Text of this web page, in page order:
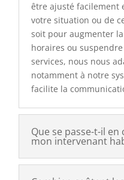
être ajusté facilement
votre situation ou de
soit pour augmenter
horaires ou
services, nous nous
notamment à notre
facilite la
Que se passe-t-il en
mon intervenant